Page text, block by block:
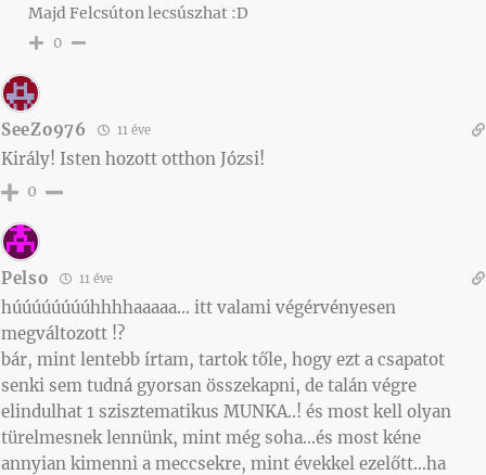
Majd Felcsúton lecsúszhat :D
0
SeeZo976 11 éve
Király! Isten hozott otthon Józsi!
0
Pelso 11 éve
húúúúúúúúhhhhaaaaa… itt valami végérvényesen
megváltozott !?
bár, mint lentebb írtam, tartok tőle, hogy ezt a csapatot
senki sem tudná gyorsan összekapni, de talán végre
elindulhat 1 szisztematikus MUNKA..! és most kell olyan
türelmesnek lennünk, mint még soha…és most kéne
annyian kimenni a meccsekre, mint évekkel ezelőtt…ha